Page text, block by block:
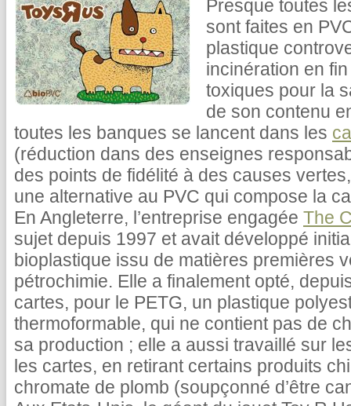
Presque toutes
sont faites en
plastique
incinération en
toxiques pour la
de son contenu
toutes les banques se lancent dans les
(réduction dans des enseignes
des points de fidélité à des causes
une alternative au PVC qui compose la
En Angleterre, l’entreprise engagée The
sujet depuis 1997 et avait développé
bioplastique issu de matières premières
pétrochimie. Elle a finalement opté,
cartes, pour le PETG, un plastique
thermoformable, qui ne contient pas de
sa production ; elle a aussi travaillé sur
les cartes, en retirant certains produits
chromate de plomb (soupçonné d’être